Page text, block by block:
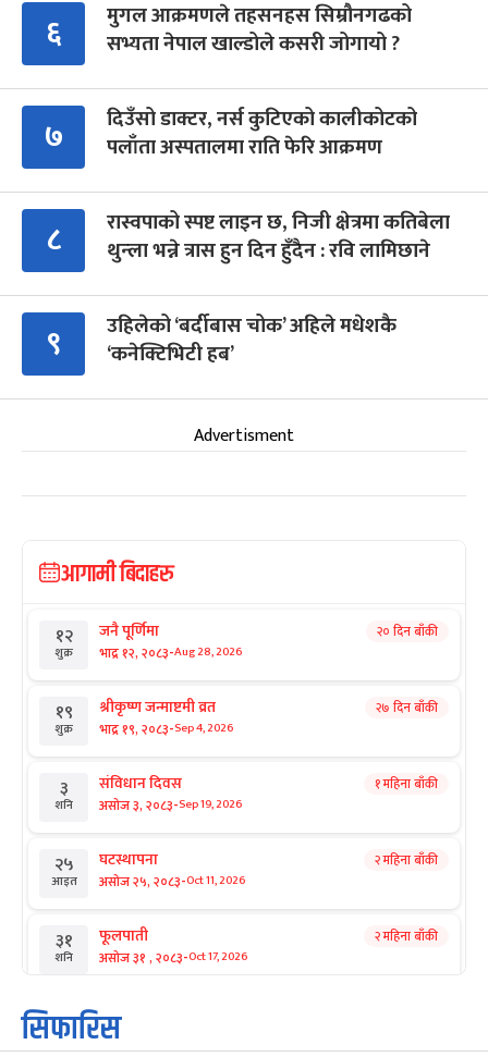
६
मुगल आक्रमणले तहसनहस सिम्रौनगढको
सभ्यता नेपाल खाल्डोले कसरी जोगायो ?
७
दिउँसो डाक्टर, नर्स कुटिएको कालीकोटको
पलाँता अस्पतालमा राति फेरि आक्रमण
८
रास्वपाको स्पष्ट लाइन छ, निजी क्षेत्रमा कतिबेला
थुन्ला भन्ने त्रास हुन दिन हुँदैन : रवि लामिछाने
९
उहिलेको ‘बर्दीबास चोक’ अहिले मधेशकै
‘कनेक्टिभिटी हब’
Advertisment
आगामी बिदाहरु
१२
शुक्र
जनै पूर्णिमा
भाद्र १२, २०८३-Aug 28, 2026
२० दिन बाँकी
१९
शुक्र
श्रीकृष्ण जन्माष्टमी व्रत
भाद्र १९, २०८३-Sep 4, 2026
२७ दिन बाँकी
३
शनि
संविधान दिवस
असोज ३, २०८३-Sep 19, 2026
१ महिना बाँकी
२५
आइत
घटस्थापना
असोज २५, २०८३-Oct 11, 2026
२ महिना बाँकी
३१
शनि
फूलपाती
असोज ३१ , २०८३-Oct 17, 2026
२ महिना बाँकी
१
आइत
कार्तिक सङ्क्रान्ति
कार्तिक १, २०८३
सिफारिस